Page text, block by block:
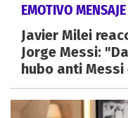
EMOTIVO MENSAJE
Javier Milei
Jorge Messi:
hubo anti